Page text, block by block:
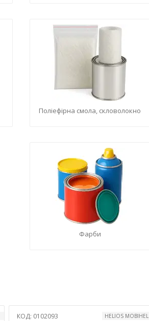
Поліефірна смола, скловолокно
Фарби
КОД: 0102093
HELIOS MOBIHEL